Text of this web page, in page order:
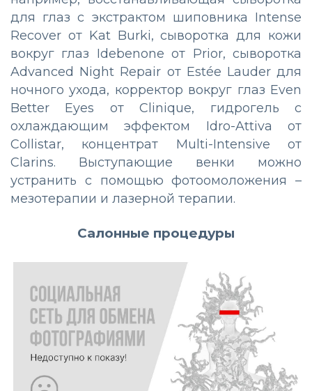
для глаз с экстрактом шиповника Intense
Recover от Kat Burki, сыворотка для кожи
вокруг глаз Idebenone от Prior, сыворотка
Advanced Night Repair от Estée Lauder для
ночного ухода, корректор вокруг глаз Even
Better Eyes от Clinique, гидрогель с
охлаждающим эффектом Idro-Attiva от
Collistar, концентрат Multi-Intensive от
Clarins. Выступающие венки можно
устранить с помощью фотоомоложения –
мезотерапии и лазерной терапии.
Салонные процедуры